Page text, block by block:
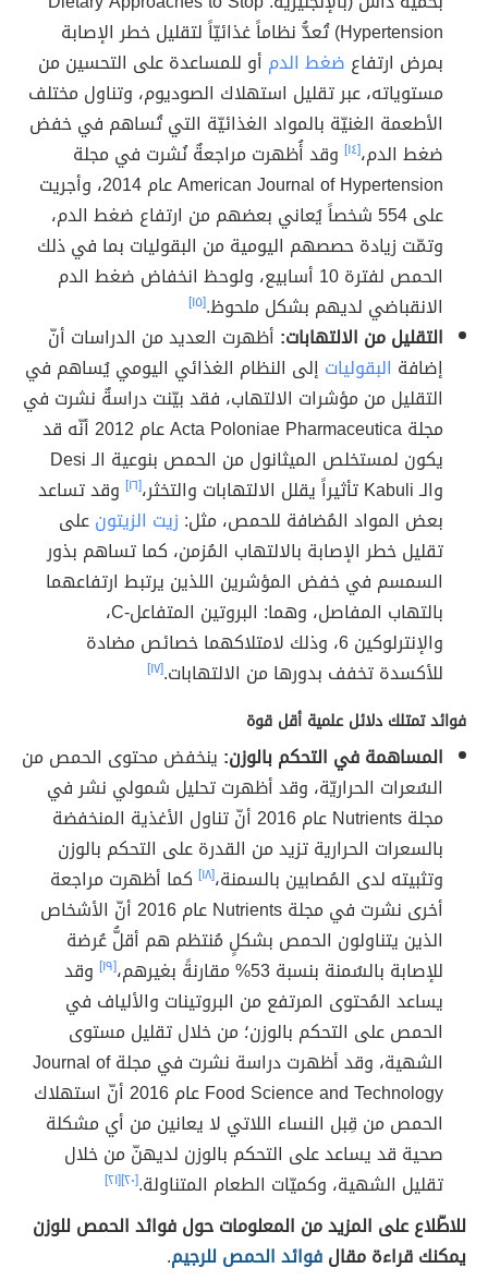
Hypertension) تُعدُّ نظاماً غذائيّاً لتقليل خطر الإصابة
بمرض ارتفاع ضغط الدم أو للمساعدة على التحسين من
مستوياته، عبر تقليل استهلاك الصوديوم، وتناول مختلف
الأطعمة الغنيّة بالمواد الغذائيّة التي تُساهم في خفض
ضغط الدم،[١٤] وقد أُظهرت مراجعةٌ نُشرت في مجلة
American Journal of Hypertension عام 2014، وأجريت
على 554 شخصاً يُعاني بعضهم من ارتفاع ضغط الدم،
وتمّت زيادة حصصهم اليومية من البقوليات بما في ذلك
الحمص لفترة 10 أسابيع، ولوحظ انخفاض ضغط الدم
الانقباضي لديهم بشكل ملحوظ.[١٥]
التقليل من الالتهابات: أظهرت العديد من الدراسات أنّ
إضافة البقوليات إلى النظام الغذائي اليومي يُساهم في
التقليل من مؤشرات الالتهاب، فقد بيّنت دراسةٌ نشرت في
مجلة Acta Poloniae Pharmaceutica عام 2012 أنّه قد
يكون لمستخلص الميثانول من الحمص بنوعية الـ Desi
والـ Kabuli تأثيراً يقلل الالتهابات والتخثر،
[١٦] وقد تساعد
بعض المواد المُضافة للحمص، مثل: زيت الزيتونعلى
تقليل خطر الإصابة بالالتهاب المُزمن، كما تساهم بذور
السمسم في خفض المؤشرين اللذين يرتبط ارتفاعهما
بالتهاب المفاصل، وهما: البروتين المتفاعل-C،
والإنترلوكين 6، وذلك لامتلاكهما خصائص مضادة
للأكسدة تخفف بدورها من الالتهابات.[١٧]
فوائد تمتلك دلائل علمية أقل قوة
المساهمة في التحكم بالوزن: ينخفض محتوى الحمص من
السُعرات الحراريّة، وقد أظهرت تحليل شمولي نشر في
مجلة Nutrients عام 2016 أنّ تناول الأغذية المنخفضة
بالسعرات الحرارية تزيد من القدرة على التحكم بالوزن
وتثبيته لدى المُصابين بالسمنة،[١٨] كما أظهرت مراجعة
أخرى نشرت في مجلة Nutrients عام 2016 أنّ الأشخاص
الذين يتناولون الحمص بشكلٍ مُنتظم هم أقلُّ عُرضة
للإصابة بالسُمنة بنسبة 53% مقارنةً بغيرهم،
[١٩] وقد
يساعد المُحتوى المرتفع من البروتينات والألياف في
الحمص على التحكم بالوزن؛ من خلال تقليل مستوى
الشهية، وقد أظهرت دراسة نشرت في مجلة Journal of
Food Science and Technology عام 2016 أنّ استهلاك
الحمص من قِبل النساء اللاتي لا يعانين من أي مشكلة
صحية قد يساعد على التحكم بالوزن لديهنّ من خلال
تقليل الشهية، وكميّات الطعام المتناولة.[٢٠] [٢١]
للاطّلاع على المزيد من المعلومات حول فوائد الحمص للوزن
يمكنك قراءة مقالفوائد الحمص للرجيم.